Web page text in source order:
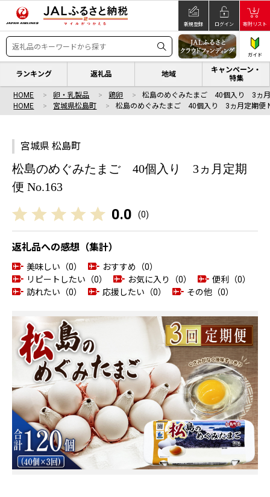
新規登録 ログイン 寄附リスト
ガイド
ランキング 返礼品 地域
キャンペーン・
特集
HOME 卵・乳製品 鶏卵
松島のめぐみたまご 40個入り 3ヵ
HOME
宮城県松島町 松島のめぐみたまご 40個入り 3ヵ月定期便
宮城県 松島町
松島のめぐみたまご 40個入り 3ヵ月定期
便 No.163
0.0 (0)
返礼品への感想（集計）
美味しい（0）
おすすめ（0）
リピートしたい（0）
お気に入り（0）
便利（0）
訪れたい（0）
応援したい（0） その他（0）